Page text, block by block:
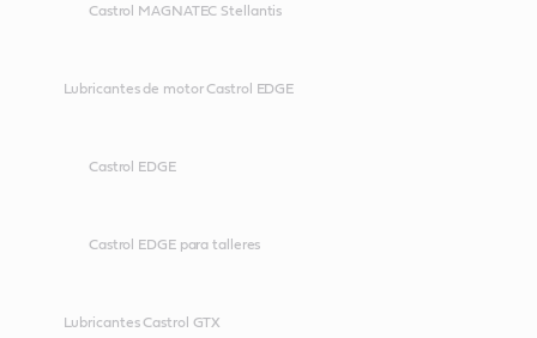
Castrol MAGNATEC Stellantis
Lubricantes de motor Castrol EDGE
Castrol EDGE
Castrol EDGE para talleres
Lubricantes Castrol GTX